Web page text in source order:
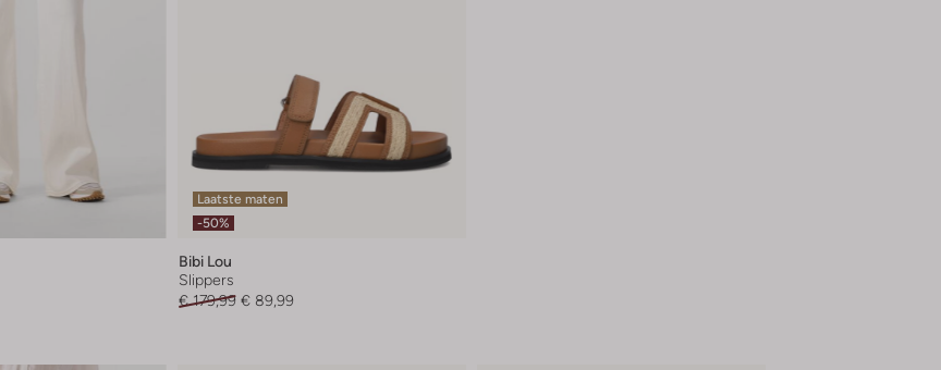
Laatste maten
-50%
Bibi Lou
Slippers
€ 179,99 € 89,99